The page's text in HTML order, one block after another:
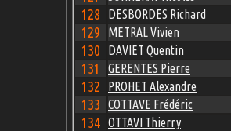
128 DESBORDES Richard
129 METRAL Vivien
130 DAVIET Quentin
131 GERENTES Pierre
132 PROHET Alexandre
133 COTTAVE Frédéric
134 OTTAVI Thierry